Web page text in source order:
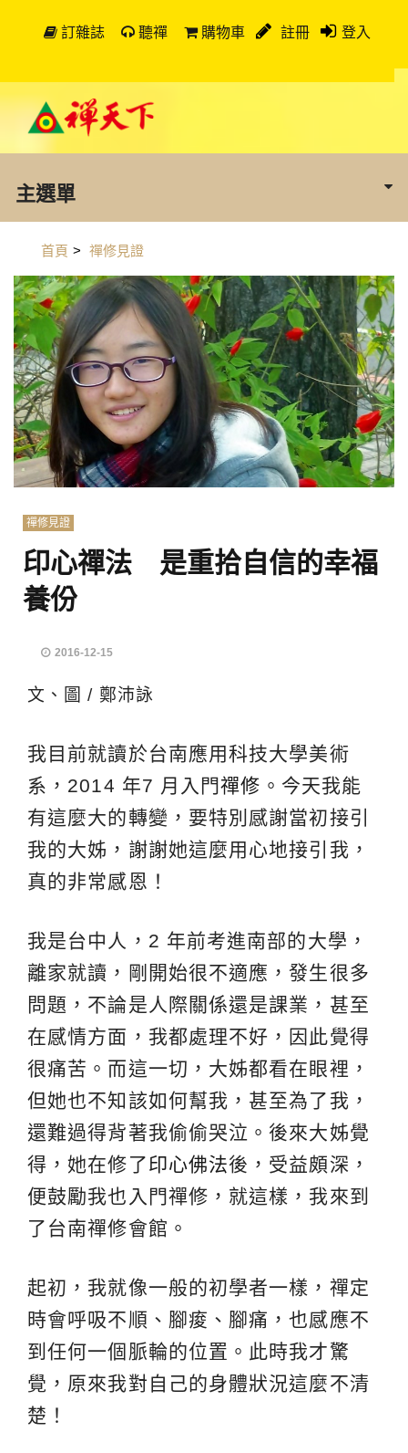
訂雜誌 聽禪 購物車 註冊 登入
主選單
首頁 > 禪修見證
禪修見證
印心禪法 是重拾自信的幸福
養份
2016-12-15
文、圖 / 鄭沛詠
我目前就讀於台南應用科技大學美術
系，2014 年7 月入門禪修 。今天我能
有這麼大的轉變，要特別感謝當初接引
我的大姊，謝謝她這麼用心地接引我，
真的非常感恩！
我是台中人，2 年前考進南部的大學，
離家就讀，剛開始很不適應，發生很多
問題，不論是人際關係還是課業，甚至
在感情方面，我都處理不好，因此覺得
很痛苦。而這一切，大姊都看在眼裡，
但她也不知該如何幫我，甚至為了我，
還難過得背著我偷偷哭泣。後來大姊覺
得，她在修了印心佛法後，受益頗深，
便鼓勵我也入門禪修，就這樣，我來到
了台南禪修會館。
起初，我就像一般的初學者一樣，禪定
時會呼吸不順、腳痠、腳痛，也感應不
到任何一個脈輪的位置。此時我才驚
覺，原來我對自己的身體狀況這麼不清
楚！